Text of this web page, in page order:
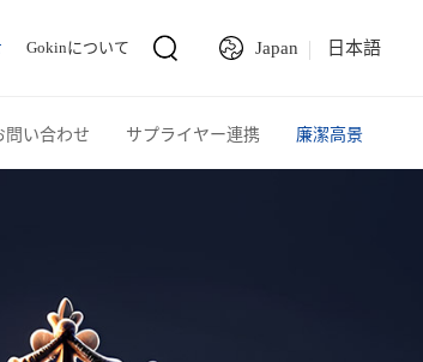
Gokinについて Japan 日本語
問い合わせ サプライヤー連携 廉潔高景